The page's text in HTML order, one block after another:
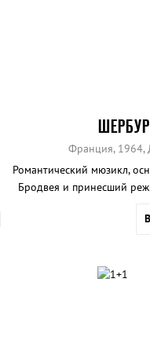
Франция, 1964,
Романтический мюзикл,
Бродвея и принесший